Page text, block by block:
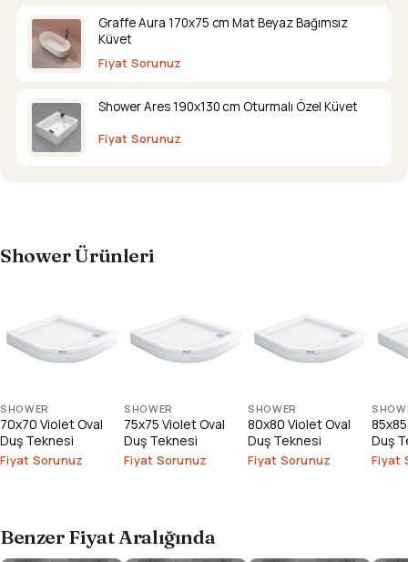
Graffe Aura 170x75 cm Mat Beyaz Bağımsız
Küvet
Fiyat Sorunuz
Shower Ares 190x130 cm Oturmalı Özel Küvet
Fiyat Sorunuz
Shower Ürünleri
SHOWER
70x70 Violet Oval
Duş Teknesi
Fiyat Sorunuz
SHOWER
75x75 Violet Oval
Duş Teknesi
Fiyat Sorunuz
SHOWER
80x80 Violet Oval
Duş Teknesi
Fiyat Sorunuz
Duş
Fiyat
Benzer Fiyat Aralığında